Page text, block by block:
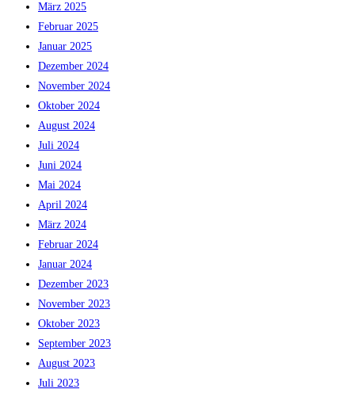
März 2025
Februar 2025
Januar 2025
Dezember 2024
November 2024
Oktober 2024
August 2024
Juli 2024
Juni 2024
Mai 2024
April 2024
März 2024
Februar 2024
Januar 2024
Dezember 2023
November 2023
Oktober 2023
September 2023
August 2023
Juli 2023